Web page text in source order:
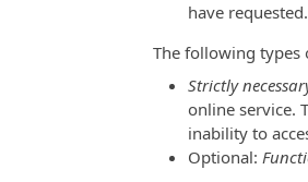
have requested.
The following types
Strictly
online service.
inability to
Optional: